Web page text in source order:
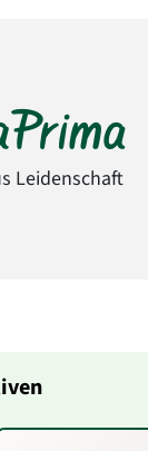
Leidenschaft